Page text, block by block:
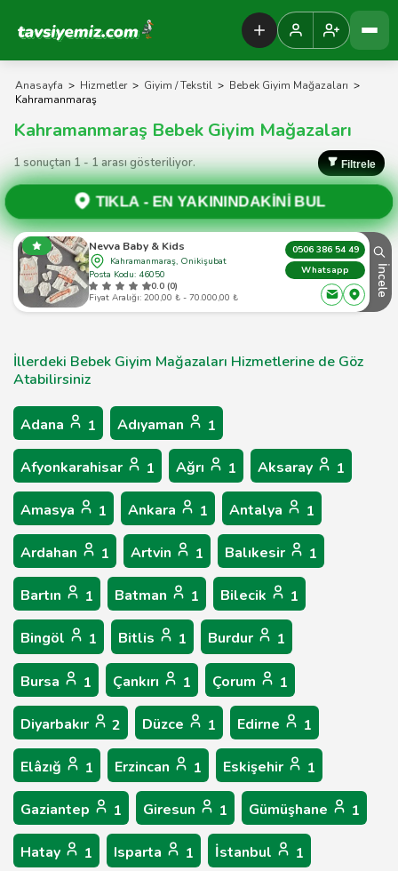
Tavsiyemiz Anasayfa
Anasayfa > Hizmetler > Giyim / Tekstil > Bebek Giyim Mağazaları >
Kahramanmaraş
Kahramanmaraş Bebek Giyim Mağazaları
1 sonuçtan 1 - 1 arası gösteriliyor. Filtrele
TIKLA -EN YAKININDAKİNİ BUL
Nevva Baby & Kids
Kahramanmaraş, Onikişubat
Posta Kodu: 46050
0.0 (0)
Fiyat Aralığı: 200,00 ₺ - 70.000,00 ₺
0506 386 54 49
Whatsapp
İncele
İllerdeki Bebek Giyim Mağazaları Hizmetlerine de Göz
Atabilirsiniz
Adana 1 Adıyaman 1
Afyonkarahisar 1 Ağrı 1 Aksaray 1
Amasya 1 Ankara 1 Antalya 1
Ardahan 1 Artvin 1 Balıkesir 1
Bartın 1 Batman 1 Bilecik 1
Bingöl 1 Bitlis 1 Burdur 1
Bursa 1 Çankırı 1 Çorum 1
Diyarbakır 2 Düzce 1 Edirne 1
Elâzığ 1 Erzincan 1 Eskişehir 1
Gaziantep 1 Giresun 1 Gümüşhane 1
Hatay 1 Isparta 1 İstanbul 1